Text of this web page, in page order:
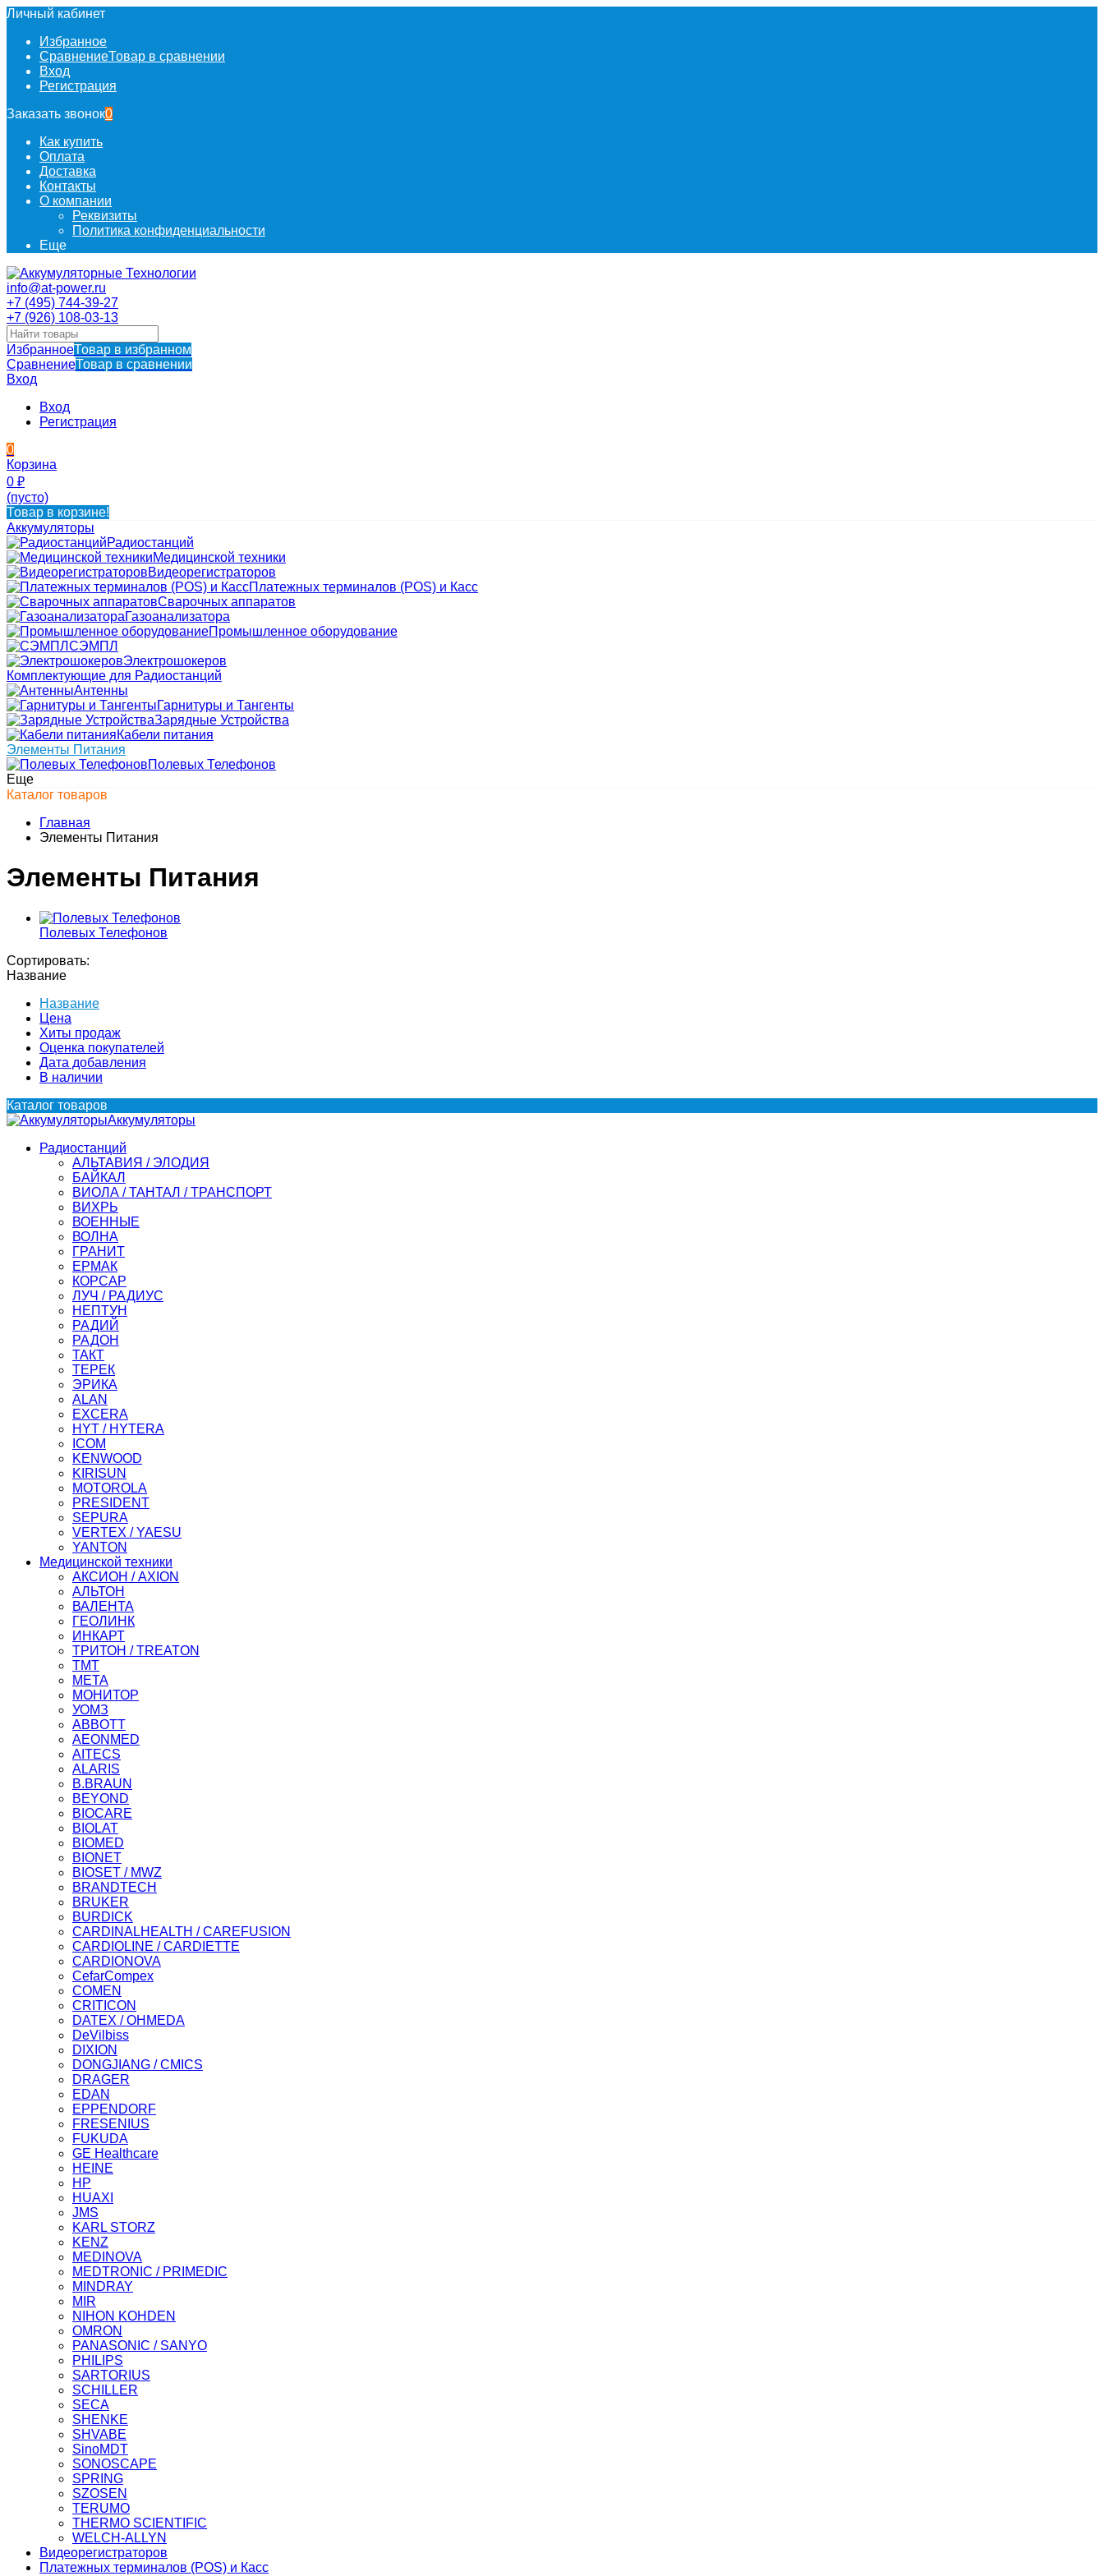
Личный кабинет
Избранное
СравнениеТовар в сравнении
Вход
Регистрация
Заказать звонок0
Как купить
Оплата
Доставка
Контакты
О компании
Реквизиты
Политика конфиденциальности
Еще
info@at-power.ru
+7 (495) 744-39-27
+7 (926) 108-03-13
ИзбранноеТовар в избранном
СравнениеТовар в сравнении
Вход
Вход
Регистрация
0
Корзина
0 ₽
(пусто)
Товар в корзине!
Аккумуляторы
Радиостанций
Медицинской техники
Видеорегистраторов
Платежных терминалов (POS) и Касс
Сварочных аппаратов
Газоанализатора
Промышленное оборудование
СЭМПЛ
Электрошокеров
Комплектующие для Радиостанций
Антенны
Гарнитуры и Тангенты
Зарядные Устройства
Кабели питания
Элементы Питания
Полевых Телефонов
Еще
Каталог товаров
Главная
Элементы Питания
Элементы Питания
Полевых Телефонов
Сортировать:
Название
Название
Цена
Хиты продаж
Оценка покупателей
Дата добавления
В наличии
Каталог товаров
Аккумуляторы
Радиостанций
АЛЬТАВИЯ / ЭЛОДИЯ
БАЙКАЛ
ВИОЛА / ТАНТАЛ / ТРАНСПОРТ
ВИХРЬ
ВОЕННЫЕ
ВОЛНА
ГРАНИТ
ЕРМАК
КОРСАР
ЛУЧ / РАДИУС
НЕПТУН
РАДИЙ
РАДОН
ТАКТ
ТЕРЕК
ЭРИКА
ALAN
EXCERA
HYT / HYTERA
ICOM
KENWOOD
KIRISUN
MOTOROLA
PRESIDENT
SEPURA
VERTEX / YAESU
YANTON
Медицинской техники
АКСИОН / AXION
АЛЬТОН
ВАЛЕНТА
ГЕОЛИНК
ИНКАРТ
ТРИТОН / TREATON
ТМТ
МЕТА
МОНИТОР
УОМЗ
ABBOTT
AEONMED
AITECS
ALARIS
B.BRAUN
BEYOND
BIOCARE
BIOLAT
BIOMED
BIONET
BIOSET / MWZ
BRANDTECH
BRUKER
BURDICK
CARDINALHEALTH / CAREFUSION
CARDIOLINE / CARDIETTE
CARDIONOVA
CefarCompex
COMEN
CRITICON
DATEX / OHMEDA
DeVilbiss
DIXION
DONGJIANG / CMICS
DRAGER
EDAN
EPPENDORF
FRESENIUS
FUKUDA
GE Healthcare
HEINE
HP
HUAXI
JMS
KARL STORZ
KENZ
MEDINOVA
MEDTRONIC / PRIMEDIC
MINDRAY
MIR
NIHON KOHDEN
OMRON
PANASONIC / SANYO
PHILIPS
SARTORIUS
SCHILLER
SECA
SHENKE
SHVABE
SinoMDT
SONOSCAPE
SPRING
SZOSEN
TERUMO
THERMO SCIENTIFIC
WELCH-ALLYN
Видеорегистраторов
Платежных терминалов (POS) и Касс